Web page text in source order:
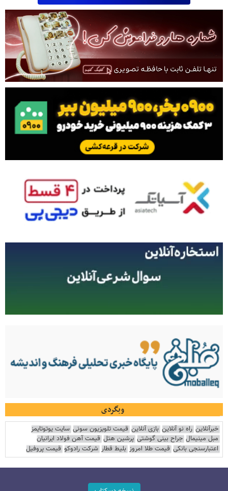
وبگردی
خبرآنلاین راه نو آنلاین بازی آنلاین قیمت تلویزیون سونی سایت یوتوتایمز
مبل مینیمال جراح بینی گوشتی پرشین هتل قیمت آهن فولاد ایرانیان
اعتبارسنجی بانکی قیمت طلا امروز بلیط قطار شرکت رادوکو قیمت پروفیل